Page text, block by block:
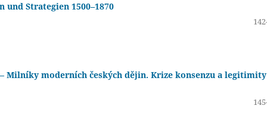
und Strategien 1500–1870
– Milníky moderních českých dějin. Krize konsenzu a